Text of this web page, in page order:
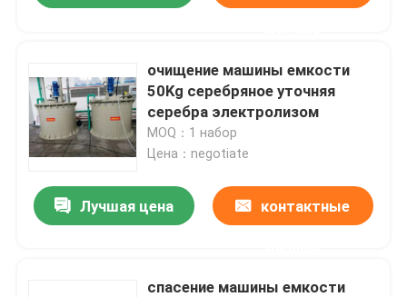
очищение машины емкости
50Kg серебряное уточняя
серебра электролизом
MOQ：1 набор
Цена：negotiate
Лучшая цена контактные
спасение машины емкости